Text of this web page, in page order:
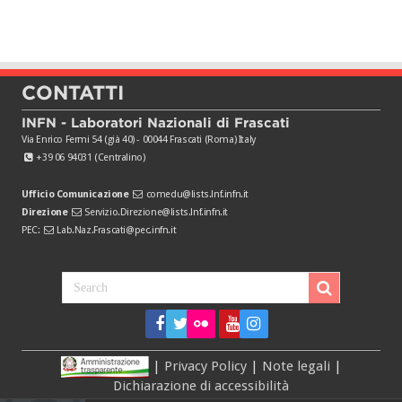
CONTATTI
INFN - Laboratori Nazionali di Frascati
Via Enrico Fermi 54 (già 40) - 00044 Frascati (Roma) Italy
+39 06 94031 (Centralino)
Ufficio Comunicazione
comedu@lists.lnf.infn.it
Direzione
Servizio.Direzione@lists.lnf.infn.it
PEC:
Lab.Naz.Frascati@pec.infn.it
| Privacy Policy| Note legali |
Dichiarazione di accessibilità